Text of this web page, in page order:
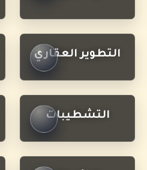
التطوير العقاري
التشطيبات